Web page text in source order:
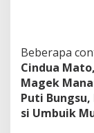
Beberapa
Cindua
Magek
Puti Bungsu,
si Umbuik